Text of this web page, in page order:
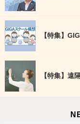
【特集】
【特集】遠